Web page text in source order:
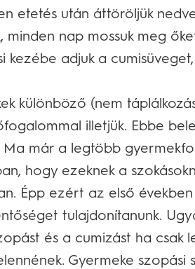
etetés után áttöröljük
minden nap mossuk meg
kezébe adjuk a
különböző (nem
illetjük. Ebbe
Ma már a legtöbb
hogy ezeknek a
Épp ezért az első
tulajdonítanunk.
és a cumizást ha csak
Gyermeke szopási